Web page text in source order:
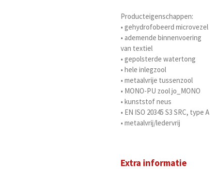
Producteigenschappen:
• gehydrofobeerd microvezel
• ademende binnenvoering
van textiel
• gepolsterde watertong
• hele inlegzool
• metaalvrije tussenzool
• MONO-PU zool jo_MONO
• kunststof neus
• EN ISO 20345 S3 SRC, type A
• metaalvrij/ledervrij
Extra informatie